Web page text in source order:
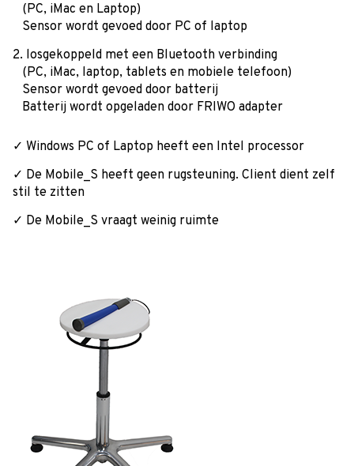
(PC, iMac en Laptop)
Sensor wordt gevoed door PC of laptop
2. losgekoppeld met een Bluetooth verbinding
(PC, iMac, laptop, tablets en mobiele telefoon)
Sensor wordt gevoed door batterij
Batterij wordt opgeladen door FRIWO adapter
✓ Windows PC of Laptop heeft een Intel processor
✓ De Mobile_S heeft geen rugsteuning. Client dient zelf
stil te zitten
✓ De Mobile_S vraagt weinig ruimte